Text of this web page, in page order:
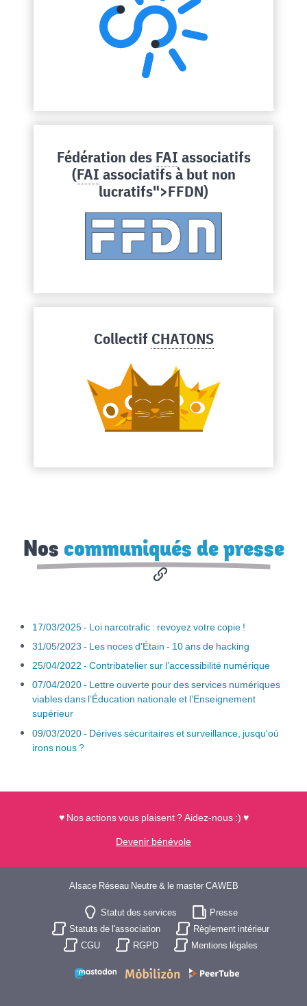
Fédération des FAI associatifs
(FAI associatifs à but non
lucratifs">FFDN)
Collectif CHATONS
Nos communiqués de presse
17/03/2025 - Loi narcotrafic : revoyez votre copie !
31/05/2023 - Les noces d'Étain - 10 ans de hacking
25/04/2022 - Contribatelier sur l’accessibilité numérique
07/04/2020 - Lettre ouverte pour des services numériques
viables dans l’Éducation nationale et lʼEnseignement
supérieur
09/03/2020 - Dérives sécuritaires et surveillance, jusqu'où
irons nous ?
♥ Nos actions vous plaisent ? Aidez-nous :) ♥
Devenir bénévole
Alsace Réseau Neutre & le master CAWEB
Statut des services
Presse
Statuts de l'association
Règlement intérieur
CGU
RGPD Mentions légales